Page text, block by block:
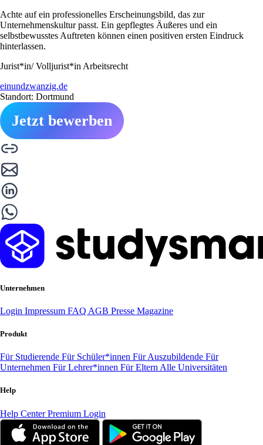
Achte auf ein professionelles Erscheinungsbild, das zur
Unternehmenskultur passt. Ein gepflegtes Äußeres und ein
selbstbewusstes Auftreten können einen positiven ersten Eindruck
hinterlassen.
Jurist*in/ Volljurist*in Arbeitsrecht
einundzwanzig.de
Standort: Dortmund
Jetzt bewerben
Unternehmen
Login Impressum FAQ AGB Presse Magazine
Produkt
Für Studierende Für Schüler*innen Für Auszubildende Für
Unternehmen Für Lehrer*innen Für Eltern Alle Universitäten
Help
Help CenterPremium Login